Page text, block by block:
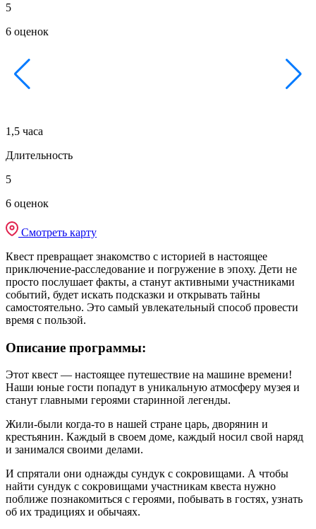
5
6 оценок
1,5 часа
Длительность
5
6 оценок
Смотреть карту
Квест превращает знакомство с историей в настоящее
приключение-расследование и погружение в эпоху. Дети не
просто послушает факты, а станут активными участниками
событий, будет искать подсказки и открывать тайны
самостоятельно. Это самый увлекательный способ провести
время с пользой.
Описание программы:
Этот квест — настоящее путешествие на машине времени!
Наши юные гости попадут в уникальную атмосферу музея и
станут главными героями старинной легенды.
Жили-были когда-то в нашей стране царь, дворянин и
крестьянин. Каждый в своем доме, каждый носил свой наряд
и занимался своими делами.
И спрятали они однажды сундук с сокровищами. А чтобы
найти сундук с сокровищами участникам квеста нужно
поближе познакомиться с героями, побывать в гостях, узнать
об их традициях и обычаях.